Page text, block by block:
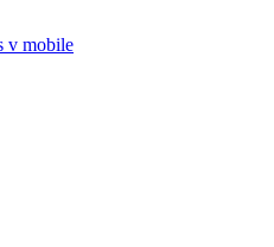
v mobile